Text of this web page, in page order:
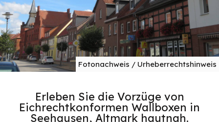
Fotonachweis / Urheberrechtshinweis
Erleben Sie die Vorzüge von
Eichrechtkonformen Wallboxen in
Seehausen, Altmark hautnah.